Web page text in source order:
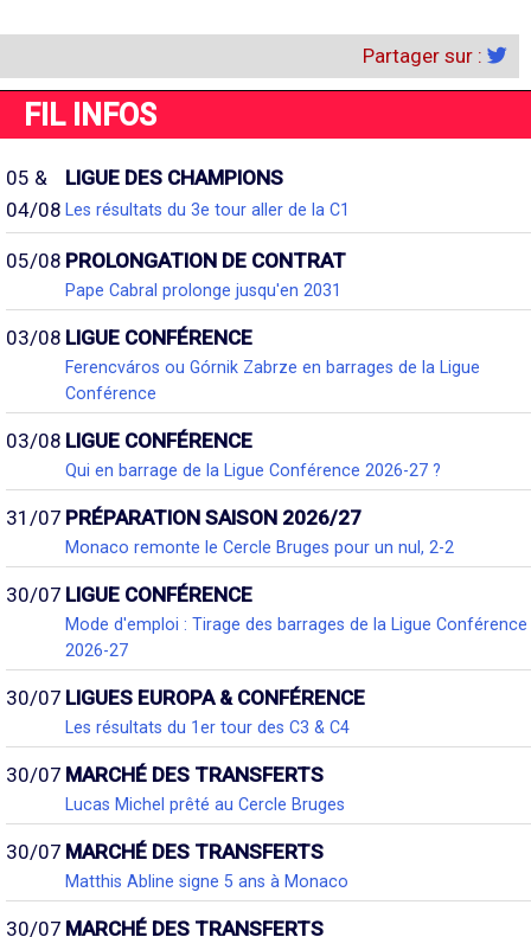
Partager sur :
FIL INFOS
05 &
04/08
LIGUE DES CHAMPIONS
Les résultats du 3e tour aller de la C1
05/08 PROLONGATION DE CONTRAT
Pape Cabral prolonge jusqu'en 2031
03/08 LIGUE CONFÉRENCE
Ferencváros ou Górnik Zabrze en barrages de la Ligue
Conférence
03/08 LIGUE CONFÉRENCE
Qui en barrage de la Ligue Conférence 2026-27 ?
31/07 PRÉPARATION SAISON 2026/27
Monaco remonte le Cercle Bruges pour un nul, 2-2
30/07 LIGUE CONFÉRENCE
Mode d'emploi : Tirage des barrages de la Ligue Conférence
2026-27
30/07 LIGUES EUROPA & CONFÉRENCE
Les résultats du 1er tour des C3 & C4
30/07 MARCHÉ DES TRANSFERTS
Lucas Michel prêté au Cercle Bruges
30/07 MARCHÉ DES TRANSFERTS
Matthis Abline signe 5 ans à Monaco
30/07 MARCHÉ DES TRANSFERTS